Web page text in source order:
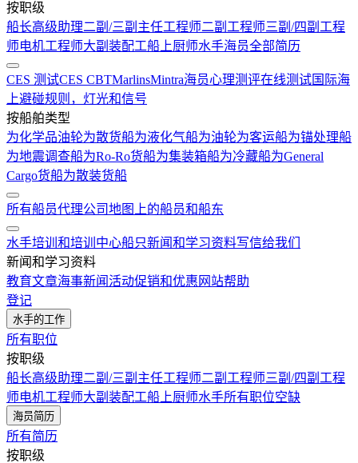
按职级
船长高级助理二副/三副 主任工程师二副工程师三副/四副工程
师电机工程师大副 装配工船上厨师水手海员全部简历
CES 测试CES CBTMarlinsMintra海员心理测评在线测试国际海
上避碰规则，灯光和信号
按船舶类型
为化学品油轮为散货船为液化气船为油轮为客运船为锚处理船
为地震调查船为Ro-Ro货船为集装箱船为冷藏船为General
Cargo货船为散装货船
所有船员代理公司地图上的船员和船东
水手培训和培训中心船只新闻和学习资料写信给我们
新闻和学习资料
教育文章海事新闻活动促销和优惠 网站帮助
登记
水手的工作
所有职位
按职级
船长高级助理二副/三副 主任工程师二副工程师三副/四副工程
师电机工程师大副 装配工船上厨师水手所有职位空缺
海员简历
所有简历
按职级